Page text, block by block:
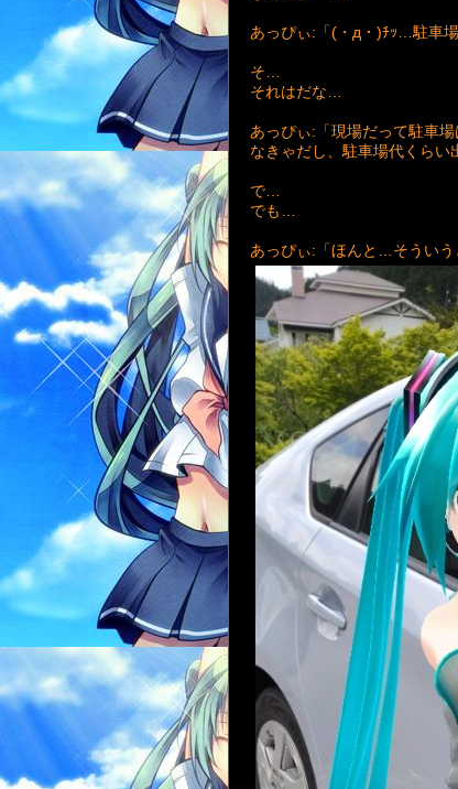
あっぴぃ:「(・д・)ﾁｯ…駐車
そ…
それはだな…
あっぴぃ:「現場だって駐車
なきゃだし、駐車場代くらい
で…
でも…
あっぴぃ:「ほんと…そういう